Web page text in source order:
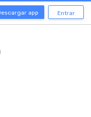
app Entrar